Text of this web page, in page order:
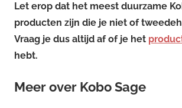
Let erop dat het meest duurzame
producten zijn die je niet of
Vraag je dus altijd af of je het
hebt.
Meer over Kobo Sage